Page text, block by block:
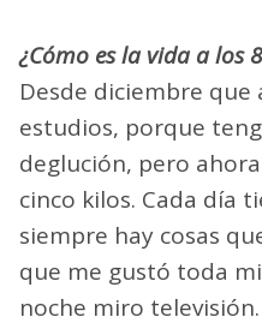
¿Cómo es la vida a los
Desde diciembre
estudios, porque
deglución, pero
cinco kilos. Cada día
siempre hay cosas
que me gustó toda
noche miro